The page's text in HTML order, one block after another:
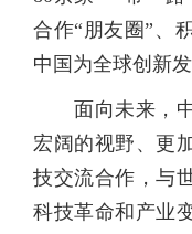
合作“朋友圈”、
中国为全球创新
面向未来，中
宏阔的视野、更
技交流合作，与
科技革命和产业